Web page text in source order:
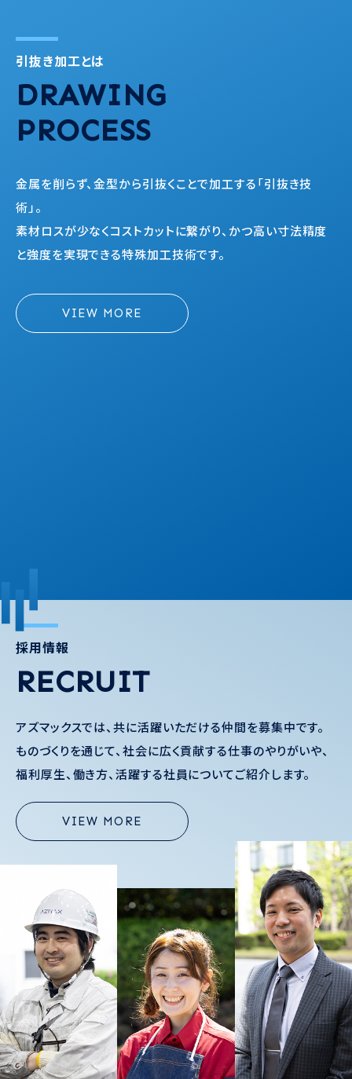
引抜き加工とは
DRAWING
PROCESS
金属を削らず、金型から引抜くことで加工する「引抜き技
術」。
素材ロスが少なくコストカットに繋がり、 かつ高い寸法精度
と強度を実現できる特殊加工技術です。
VIEW MORE
採用情報
RECRUIT
アズマックスでは、共に活躍いただける仲間を募集中です。
ものづくりを通じて、社会に広く貢献する仕事のやりがいや、
福利厚生、働き方、活躍する社員についてご紹介します。
VIEW MORE